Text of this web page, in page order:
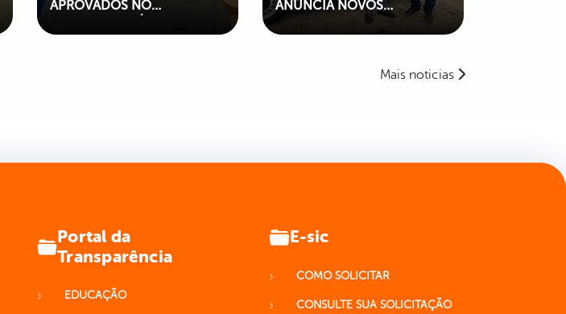
APROVADOS NO
002/2024 E REFORÇA O
ANUNCIA NOVOS
INVESTIMENTOS PARA
SAÚDE E INFRAESTRUTURA
Mais noticias
Portal da
Transparência
EDUCAÇÃO
E-sic
COMO SOLICITAR
CONSULTE SUA SOLICITAÇÃO